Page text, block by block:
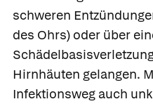
schweren
des Ohrs) oder über
Hirnhäuten gelangen.
Infektionsweg auch